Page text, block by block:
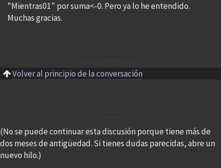
"Mientras01" por suma<-0. Pero ya lo he entendido.
Muchas gracias.
Volver al principio de la conversación
(No se puede continuar esta discusión porque tiene más de
dos meses de antigüedad. Si tienes dudas parecidas, abre un
nuevo hilo.)